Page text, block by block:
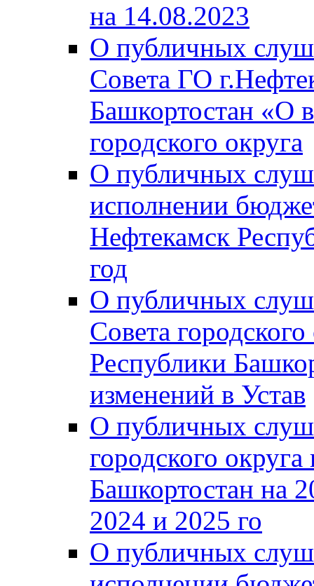
на 14.08.2023
О публичных
Совета ГО
Башкортостан «О
городского округа
О публичных
исполнении
Нефтекамск
год
О публичных
Совета
Республики
изменений в Устав
О публичных
городского
Башкортостан на
2024 и 2025 го
О публичных